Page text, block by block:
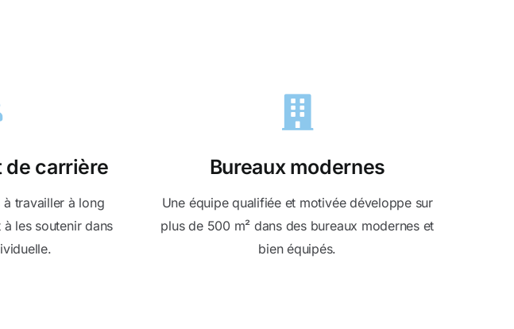
de carrière
à travailler à long
les soutenir dans
Bureaux modernes
Une équipe qualifiée et motivée développe sur
plus de 500 m² dans des bureaux modernes et
bien équipés.